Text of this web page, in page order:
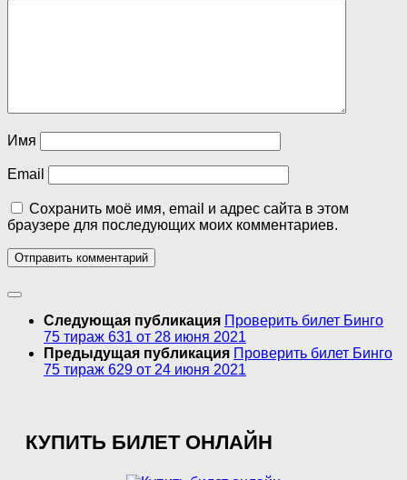
Имя
Email
Сохранить моё имя, email и адрес сайта в этом
браузере для последующих моих комментариев.
Следующая публикация Проверить билет Бинго
75 тираж 631 от 28 июня 2021
Предыдущая публикация Проверить билет Бинго
75 тираж 629 от 24 июня 2021
КУПИТЬ БИЛЕТ ОНЛАЙН